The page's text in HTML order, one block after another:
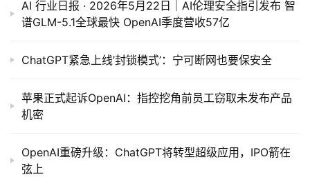
AI 行业日报 · 2026年5月22日｜AI伦理安全指引发布 智
谱GLM-5.1全球最快 OpenAI季度营收57亿
ChatGPT紧急上线’封锁模式’：宁可断网也要保安全
苹果正式起诉OpenAI：指控挖角前员工窃取未发布产品
机密
OpenAI重磅升级：ChatGPT将转型超级应用，IPO箭在
弦上